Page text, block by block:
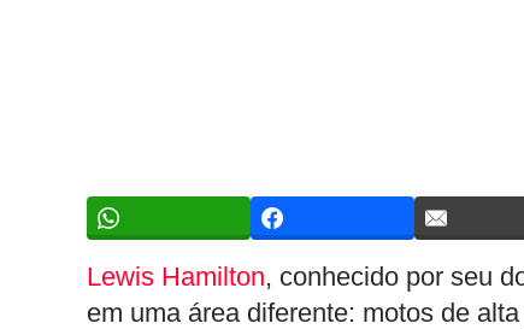
Lewis Hamilton, conhecido por seu
em uma área diferente: motos de